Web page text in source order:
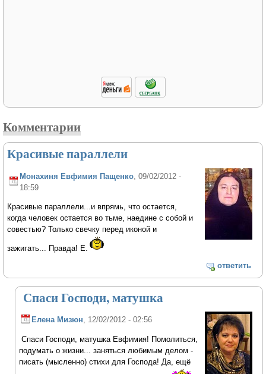
Комментарии
Красивые параллели
Монахиня Евфимия Пащенко , 09/02/2012 -
18:59
Красивые параллели...и впрямь, что остается,
когда человек остается во тьме, наедине с собой и
совестью? Только свечку перед иконой и
зажигать... Правда! Е.
ответить
Спаси Господи, матушка
Елена Мизюн, 12/02/2012 - 02:56
Спаси Господи, матушка Евфимия! Помолиться,
подумать о жизни... заняться любимым делом -
писать (мысленно) стихи для Господа! Да, ещё